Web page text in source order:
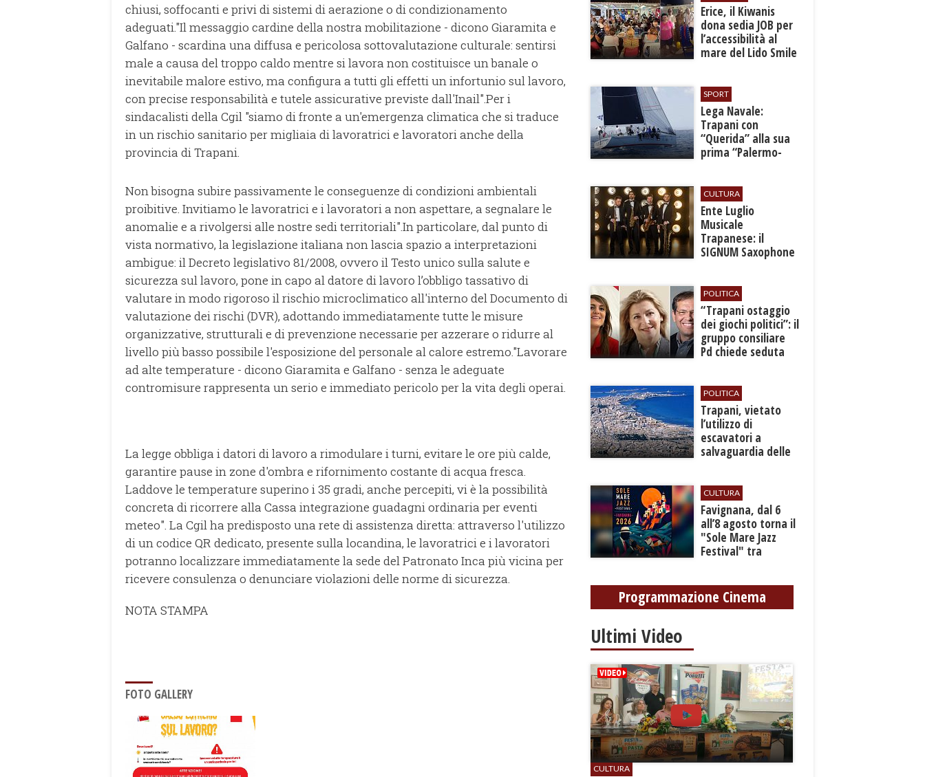
chiusi, soffocanti e privi di sistemi di aerazione o di condizionamento
adeguati."Il messaggio cardine della nostra mobilitazione - dicono Giaramita e
Galfano - scardina una diffusa e pericolosa sottovalutazione culturale: sentirsi
male a causa del troppo caldo mentre si lavora non costituisce un banale o
inevitabile malore estivo, ma configura a tutti gli effetti un infortunio sul lavoro,
con precise responsabilità e tutele assicurative previste dall'Inail".Per i
sindacalisti della Cgil "siamo di fronte a un'emergenza climatica che si traduce
in un rischio sanitario per migliaia di lavoratrici e lavoratori anche della
provincia di Trapani.
Non bisogna subire passivamente le conseguenze di condizioni ambientali
proibitive. Invitiamo le lavoratrici e i lavoratori a non aspettare, a segnalare le
anomalie e a rivolgersi alle nostre sedi territoriali".In particolare, dal punto di
vista normativo, la legislazione italiana non lascia spazio a interpretazioni
ambigue: il Decreto legislativo 81/2008, ovvero il Testo unico sulla salute e
sicurezza sul lavoro, pone in capo al datore di lavoro l’obbligo tassativo di
valutare in modo rigoroso il rischio microclimatico all'interno del Documento di
valutazione dei rischi (DVR), adottando immediatamente tutte le misure
organizzative, strutturali e di prevenzione necessarie per azzerare o ridurre al
livello più basso possibile l'esposizione del personale al calore estremo."Lavorare
ad alte temperature - dicono Giaramita e Galfano - senza le adeguate
contromisure rappresenta un serio e immediato pericolo per la vita degli operai.
La legge obbliga i datori di lavoro a rimodulare i turni, evitare le ore più calde,
garantire pause in zone d'ombra e rifornimento costante di acqua fresca.
Laddove le temperature superino i 35 gradi, anche percepiti, vi è la possibilità
concreta di ricorrere alla Cassa integrazione guadagni ordinaria per eventi
meteo". La Cgil ha predisposto una rete di assistenza diretta: attraverso l'utilizzo
di un codice QR dedicato, presente sulla locandina, le lavoratrici e i lavoratori
potranno localizzare immediatamente la sede del Patronato Inca più vicina per
ricevere consulenza o denunciare violazioni delle norme di sicurezza.
NOTA STAMPA
FOTO GALLERY
​Erice, il Kiwanis
dona sedia JOB per
l’accessibilità al
mare del Lido Smile
SPORT
​Lega Navale:
Trapani con
“Querida” alla sua
prima “Palermo-
CULTURA
Ente Luglio
Musicale
Trapanese: il
SIGNUM Saxophone
Dream”
POLITICA
​“Trapani ostaggio
dei giochi politici”: il
gruppo consiliare
Pd chiede seduta
POLITICA
​Trapani, vietato
l’utilizzo di
escavatori a
salvaguardia delle
CULTURA
Favignana, dal 6
all’8 agosto torna il
"Sole Mare Jazz
Festival" tra
Programmazione Cinema
Ultimi Video
CULTURA